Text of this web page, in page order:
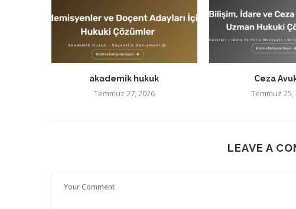
akademik hukuk
Temmuz 27, 2026
Ceza
Temmuz 25,
LEAVE A